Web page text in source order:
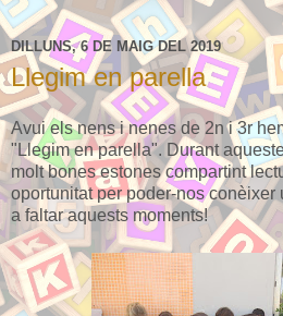
DILLUNS, 6 DE MAIG DEL 2019
Llegim en parella
Avui els nens i nenes de 2n i 3r
"Llegim en parella". Durant
molt bones estones compartint
oportunitat per poder-nos conèixer
a faltar aquests moments!